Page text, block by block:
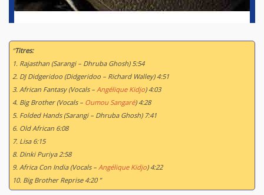
“Titres:
1. Rajasthan (Sarangi – Dhruba Ghosh) 5:54
2. DJ Didgeridoo (Didgeridoo – Richard Walley) 4:51
3. African Fantasy (Vocals – Angélique Kidjo) 4:03
4. Big Brother (Vocals – Oumou Sangaré) 4:28
5. Folded Hands (Sarangi – Dhruba Ghosh) 7:41
6. Old African 6:08
7. Lisa 6:15
8. Dinki Puriya 2:58
9. Africa Con India (Vocals – Angélique Kidjo) 4:22
10. Big Brother Reprise 4:20 ”